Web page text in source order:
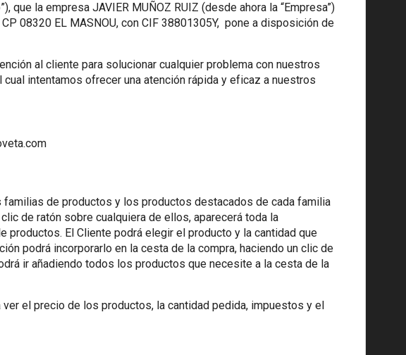
que la empresa JAVIER MUÑOZ RUIZ (desde ahora la “Empresa”)
08320 EL MASNOU, con CIF 38801305Y, pone a disposición de
al cliente para solucionar cualquier problema con nuestros
intentamos ofrecer una atención rápida y eficaz a nuestros
familias de productos y los productos destacados de cada familia
de ratón sobre cualquiera de ellos, aparecerá toda la
productos. El Cliente podrá elegir el producto y la cantidad que
podrá incorporarlo en la cesta de la compra, haciendo un clic de
ir añadiendo todos los productos que necesite a la cesta de la
el precio de los productos, la cantidad pedida, impuestos y el